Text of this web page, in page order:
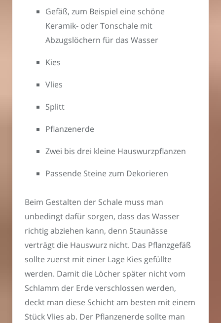
Gefäß, zum Beispiel eine schöne
Keramik- oder Tonschale mit
Abzugslöchern für das Wasser
Kies
Vlies
Splitt
Pflanzenerde
Zwei bis drei kleine Hauswurzpflanzen
Passende Steine zum Dekorieren
Beim Gestalten der Schale muss man
unbedingt dafür sorgen, dass das Wasser
richtig abziehen kann, denn Staunässe
verträgt die Hauswurz nicht. Das Pflanzgefäß
sollte zuerst mit einer Lage Kies gefüllte
werden. Damit die Löcher später nicht vom
Schlamm der Erde verschlossen werden,
deckt man diese Schicht am besten mit einem
Stück Vlies ab. Der Pflanzenerde sollte man